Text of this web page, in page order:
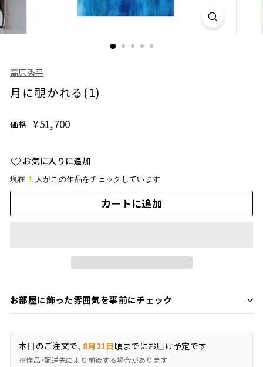
高原秀平
月に覗かれる(1)
価格
通
格
¥51,700
お気に入りに追加
現在 1 人がこの作品をチェックしています
カートに追加
お部屋に飾った雰囲気を事前にチェック
本日のご注文で、 8月21日 頃までにお届け予定です
※作品・配送先により前後する場合があります